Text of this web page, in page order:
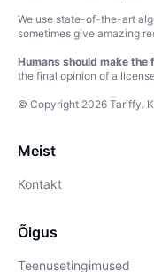
We use state-of-the-art
sometimes give amazing
Humans should make the
the final opinion of a
© Copyright 2026 Tariffy.
Meist
Kontakt
Õigus
Teenusetingimused